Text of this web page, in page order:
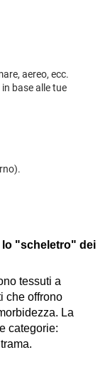
aereo, ecc.
base alle tue
lo "scheletro" dei
tessuti a
che offrono
La
categorie: